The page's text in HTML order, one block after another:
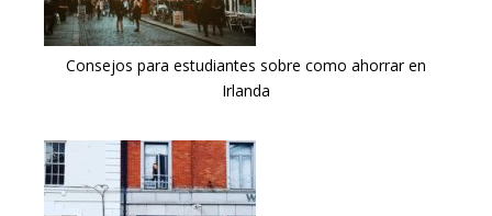
Consejos para estudiantes sobre como ahorrar en
Irlanda